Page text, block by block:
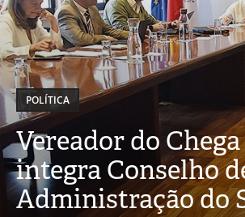
POLÍTICA
Vereador do Chega
integra Conselho
Administração do